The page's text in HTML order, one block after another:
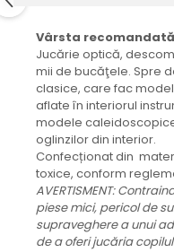
Vârsta recomandată
Jucărie optică,
mii de bucăţele. Spre
clasice, care fac
aflate în interiorul
modele
oglinzilor din interior.
Confecționat din
toxice, conform
AVERTISMENT:
piese mici, pericol de
supraveghere a unui
de a oferi jucăria